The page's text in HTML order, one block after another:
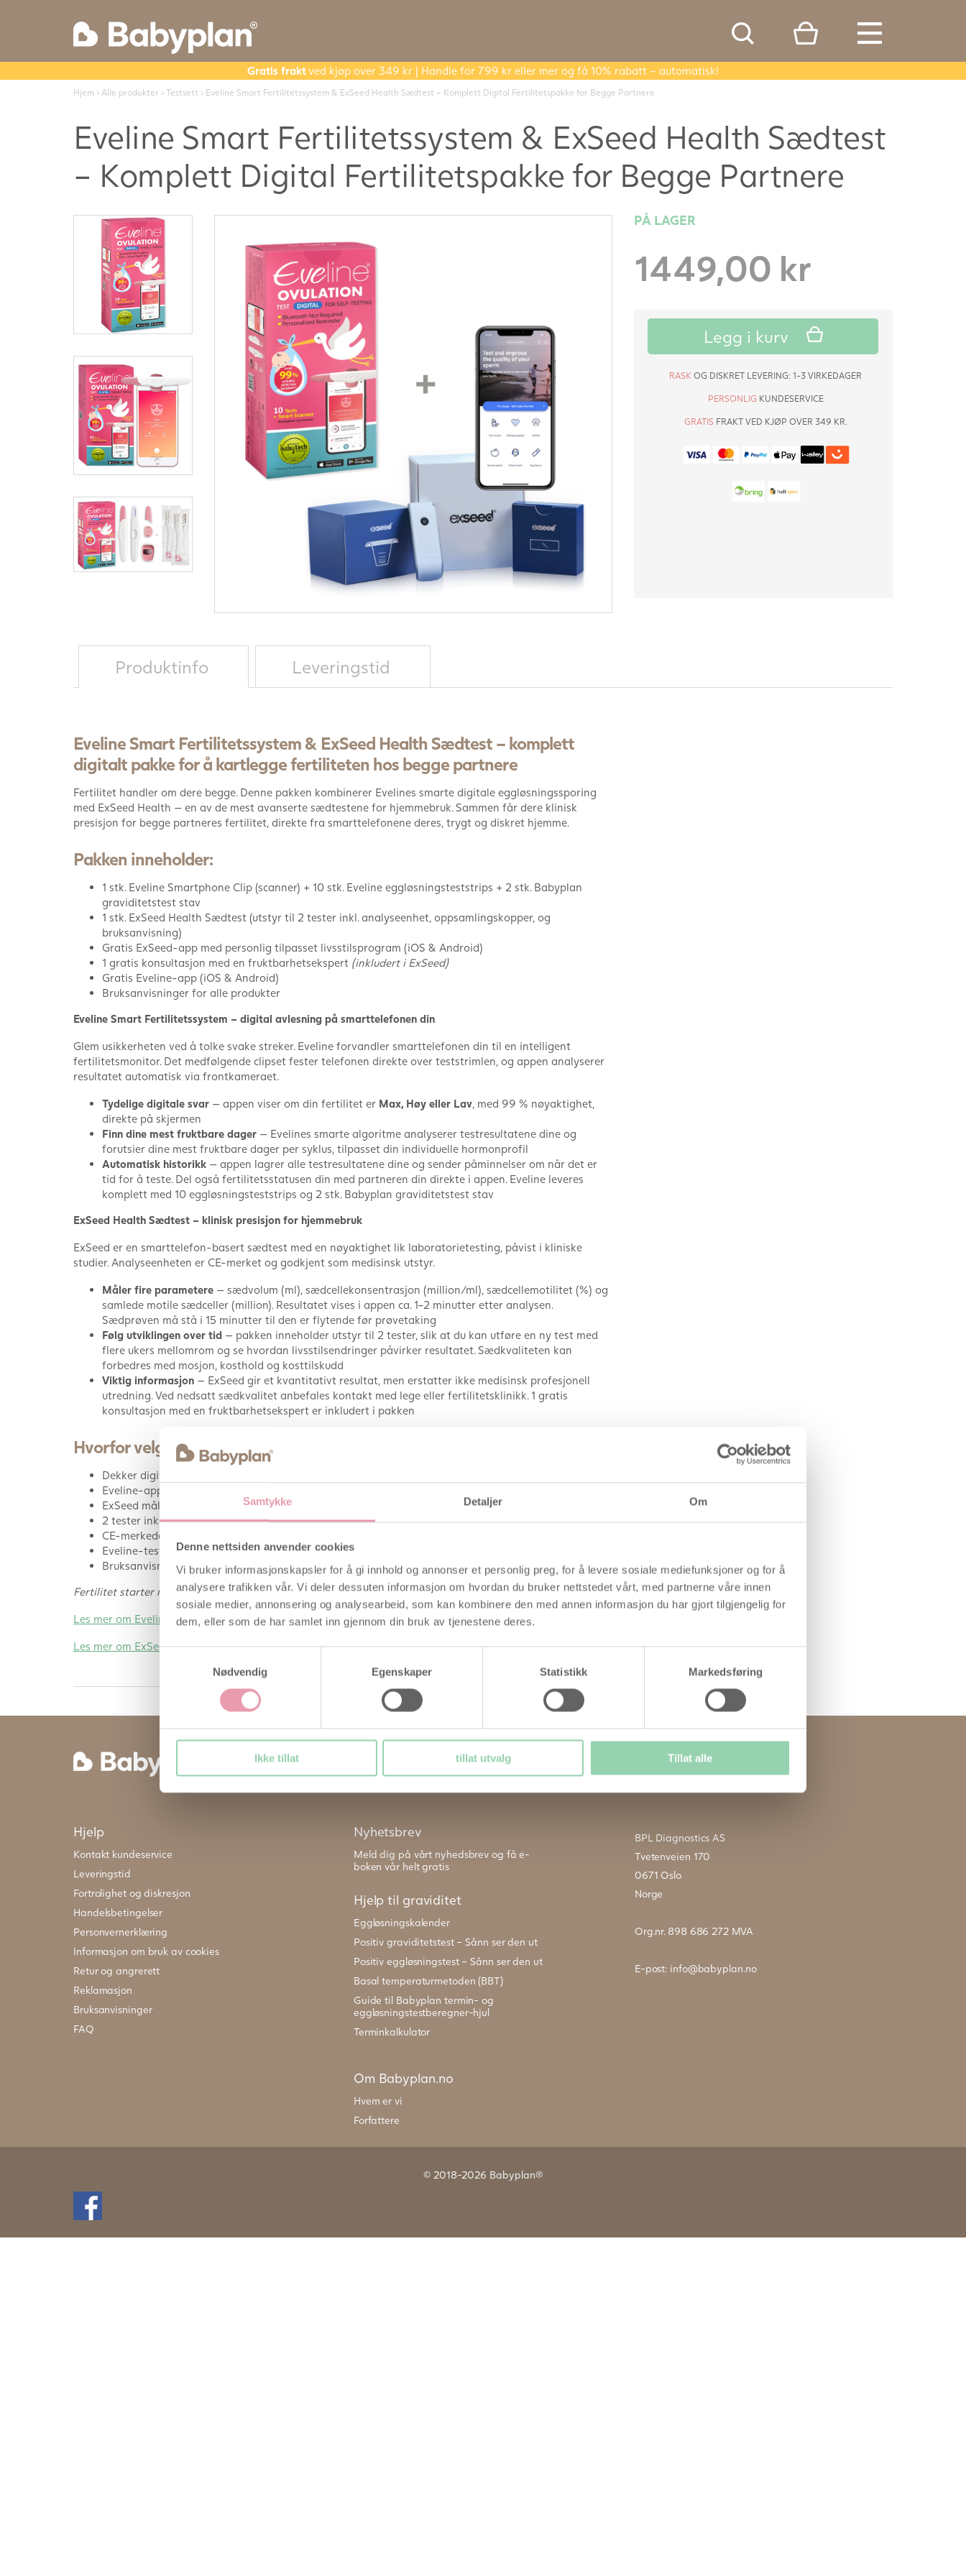
Gratis fraktved kjøp over 349 kr | Handle for 799 kr eller mer og få 10% rabatt – automatisk!
Samtykke Detaljer Om
Denne nettsiden anvender cookies
Vi bruker informasjonskapsler for å gi innhold og annonser et personlig preg, for å levere sosiale mediefunksjoner og for å
analysere trafikken vår. Vi deler dessuten informasjon om hvordan du bruker nettstedet vårt, med partnerne våre innen
sosiale medier, annonsering og analysearbeid, som kan kombinere den med annen informasjon du har gjort tilgjengelig for
dem, eller som de har samlet inn gjennom din bruk av tjenestene deres.
Samtykkevalg
Nødvendig
Egenskaper Statistikk Markedsføring
Ikke tillat tillat utvalg Tillat alle
Hjem › Alle produkter › Testsett › Eveline Smart Fertilitetssystem & ExSeed Health Sædtest – Komplett Digital Fertilitetspakke for Begge Partnere
Eveline Smart Fertilitetssystem & ExSeed Health Sædtest
– Komplett Digital Fertilitetspakke for Begge Partnere
PÅ LAGER
1449,00 kr
Legg i kurv
RASK OG DISKRET LEVERING: 1-3 VIRKEDAGER
PERSONLIG KUNDESERVICE
GRATIS FRAKT VED KJØP OVER 349 KR.
Produktinfo Leveringstid
Eveline Smart Fertilitetssystem & ExSeed Health Sædtest – komplett
digitalt pakke for å kartlegge fertiliteten hos begge partnere
Fertilitet handler om dere begge. Denne pakken kombinerer Evelines smarte digitale eggløsningssporing
med ExSeed Health — en av de mest avanserte sædtestene for hjemmebruk. Sammen får dere klinisk
presisjon for begge partneres fertilitet, direkte fra smarttelefonene deres, trygt og diskret hjemme.
Pakken inneholder:
1 stk. Eveline Smartphone Clip (scanner) + 10 stk. Eveline eggløsningsteststrips + 2 stk. Babyplan
graviditetstest stav
1 stk. ExSeed Health Sædtest (utstyr til 2 tester inkl. analyseenhet, oppsamlingskopper, og
bruksanvisning)
Gratis ExSeed-app med personlig tilpasset livsstilsprogram (iOS & Android)
1 gratis konsultasjon med en fruktbarhetsekspert (inkludert i ExSeed)
Gratis Eveline-app (iOS & Android)
Bruksanvisninger for alle produkter
Eveline Smart Fertilitetssystem – digital avlesning på smarttelefonen din
Glem usikkerheten ved å tolke svake streker. Eveline forvandler smarttelefonen din til en intelligent
fertilitetsmonitor. Det medfølgende clipset fester telefonen direkte over teststrimlen, og appen analyserer
resultatet automatisk via frontkameraet.
Tydelige digitale svar — appen viser om din fertilitet er Max, Høy eller Lav, med 99 % nøyaktighet,
direkte på skjermen
Finn dine mest fruktbare dager — Evelines smarte algoritme analyserer testresultatene dine og
forutsier dine mest fruktbare dager per syklus, tilpasset din individuelle hormonprofil
Automatisk historikk — appen lagrer alle testresultatene dine og sender påminnelser om når det er
tid for å teste. Del også fertilitetsstatusen din med partneren din direkte i appen. Eveline leveres
komplett med 10 eggløsningsteststrips og 2 stk. Babyplan graviditetstest stav
ExSeed Health Sædtest – klinisk presisjon for hjemmebruk
ExSeed er en smarttelefon-basert sædtest med en nøyaktighet lik laboratorietesting, påvist i kliniske
studier. Analyseenheten er CE-merket og godkjent som medisinsk utstyr.
Måler fire parametere — sædvolum (ml), sædcellekonsentrasjon (million/ml), sædcellemotilitet (%) og
samlede motile sædceller (million). Resultatet vises i appen ca. 1–2 minutter etter analysen.
Sædprøven må stå i 15 minutter til den er flytende før prøvetaking
Følg utviklingen over tid — pakken inneholder utstyr til 2 tester, slik at du kan utføre en ny test med
flere ukers mellomrom og se hvordan livsstilsendringer påvirker resultatet. Sædkvaliteten kan
forbedres med mosjon, kosthold og kosttilskudd
Viktig informasjon — ExSeed gir et kvantitativt resultat, men erstatter ikke medisinsk profesjonell
utredning. Ved nedsatt sædkvalitet anbefales kontakt med lege eller fertilitetsklinikk. 1 gratis
konsultasjon med en fruktbarhetsekspert er inkludert i pakken
Hvorfor velge denne pakken?
Dekker digital fertilitetsovervåking for begge partnere i ett samlet kjøp
Eveline-appen forutsier dine mest fruktbare dager og eliminerer usikkerheten ved manuell avlesning
ExSeed måler fire sædkvalitetsparametere med klinisk presisjon — direkte via smarttelefonen din
2 tester inkludert i ExSeed — mulighet til å følge opp og måle forbedring
CE-merkede produkter, godkjent som medisinsk utstyr
Eveline-testene er av stavtype — prøvetaking direkte uten oppsamlingskopp
Bruksanvisninger medfølger
Fertilitet starter med kunnskap. For dere begge.
Les mer om Eveline Smart Fertilitetssystem
Les mer om ExSeed Health Sædtest
Hjelp
Kontakt kundeservice
Leveringstid
Fortrolighet og diskresjon
Handelsbetingelser
Personvernerklæring
Informasjon om bruk av cookies
Retur og angrerett
Reklamasjon
Bruksanvisninger
FAQ
Nyhetsbrev
Meld dig på vårt nyhedsbrev og få e-
boken vår helt gratis
Hjelp til graviditet
Eggløsningskalender
Positiv graviditetstest – Sånn ser den ut
Positiv eggløsningstest – Sånn ser den ut
Basal temperaturmetoden (BBT)
Guide til Babyplan termin- og
eggløsningstestberegner-hjul
Terminkalkulator
Om Babyplan.no
Hvem er vi
Forfattere
BPL Diagnostics AS
Tvetenveien 170
0671 Oslo
Norge
Org.nr. 898 686 272 MVA
E-post: info@babyplan.no
© 2018-2026 Babyplan®